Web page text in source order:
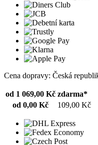
Cena dopravy: Česká
od 1 069,00 Kč zdarma*
od 0,00 Kč
109,00 Kč